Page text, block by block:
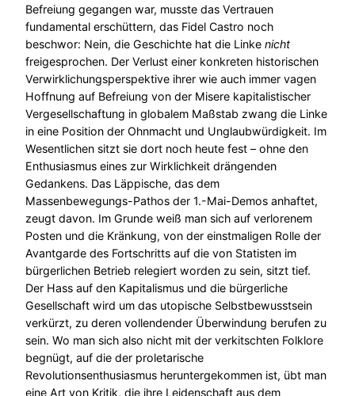
Befreiung gegangen war, musste das Vertrauen
fundamental erschüttern, das Fidel Castro noch
beschwor: Nein, die Geschichte hat die Linke nicht
freigesprochen. Der Verlust einer konkreten historischen
Verwirklichungsperspektive ihrer wie auch immer vagen
Hoffnung auf Befreiung von der Misere kapitalistischer
Vergesellschaftung in globalem Maßstab zwang die Linke
in eine Position der Ohnmacht und Unglaubwürdigkeit. Im
Wesentlichen sitzt sie dort noch heute fest – ohne den
Enthusiasmus eines zur Wirklichkeit drängenden
Gedankens. Das Läppische, das dem
Massenbewegungs-Pathos der 1.-Mai-Demos anhaftet,
zeugt davon. Im Grunde weiß man sich auf verlorenem
Posten und die Kränkung, von der einstmaligen Rolle der
Avantgarde des Fortschritts auf die von Statisten im
bürgerlichen Betrieb relegiert worden zu sein, sitzt tief.
Der Hass auf den Kapitalismus und die bürgerliche
Gesellschaft wird um das utopische Selbstbewusstsein
verkürzt, zu deren vollendender Überwindung berufen zu
sein. Wo man sich also nicht mit der verkitschten Folklore
begnügt, auf die der proletarische
Revolutionsenthusiasmus heruntergekommen ist, übt man
eine Art von Kritik, die ihre Leidenschaft aus dem